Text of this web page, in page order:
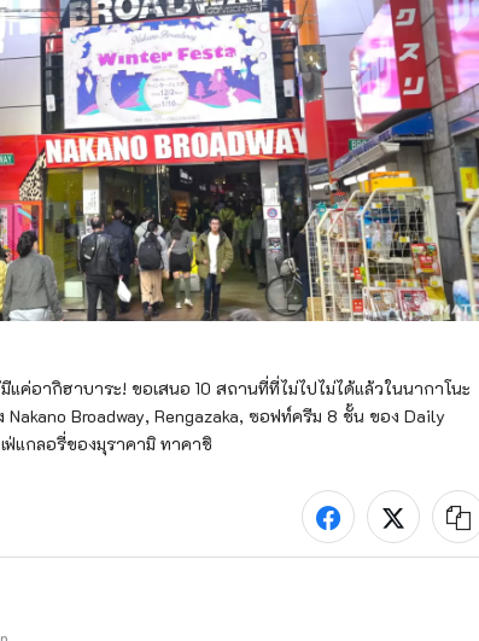
แค่อากิฮาบาระ! ขอเสนอ 10 สถานที่ที่ไม่ไปไม่ได้แล้วในนากาโนะ
Broadway, Rengazaka, ซอฟท์ครีม 8 ชั้น ของ Daily
ฟ่แกลอรี่ของมุราคามิ ทาคาชิ